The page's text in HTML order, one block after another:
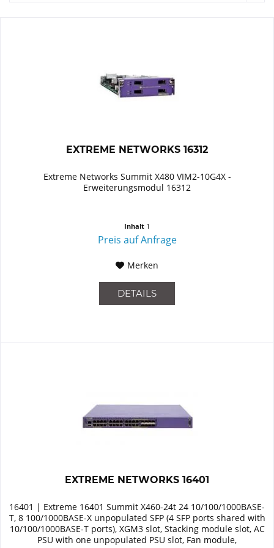
EXTREME NETWORKS 16312
Extreme Networks Summit X480 VIM2-10G4X -
Erweiterungsmodul 16312
Inhalt 1
Preis auf Anfrage
Merken
DETAILS
EXTREME NETWORKS 16401
16401 | Extreme 16401 Summit X460-24t 24 10/100/1000BASE-
T, 8 100/1000BASE-X unpopulated SFP (4 SFP ports shared with
10/100/1000BASE-T ports), XGM3 slot, Stacking module slot, AC
PSU with one unpopulated PSU slot, Fan module,